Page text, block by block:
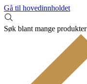
Gå til hovedinnholdet
Søk blant mange produkter